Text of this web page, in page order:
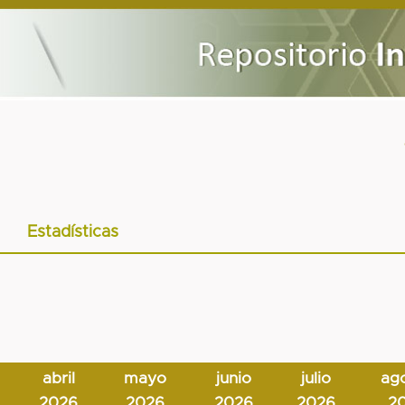
Estadísticas
abril
mayo
junio
julio